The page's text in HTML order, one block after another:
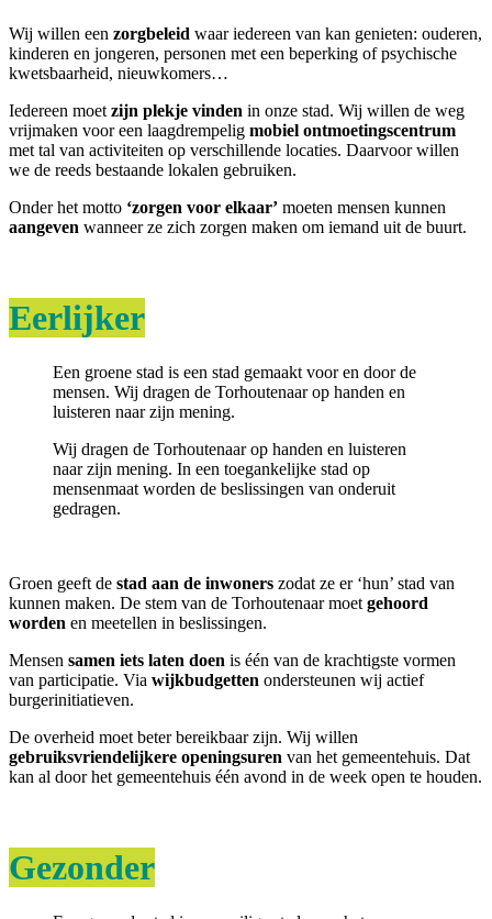
Wij willen een zorgbeleid waar iedereen van kan genieten: ouderen,
kinderen en jongeren, personen met een beperking of psychische
kwetsbaarheid, nieuwkomers…
Iedereen moet zijn plekje vinden in onze stad. Wij willen de weg
vrijmaken voor een laagdrempelig mobiel ontmoetingscentrum
met tal van activiteiten op verschillende locaties. Daarvoor willen
we de reeds bestaande lokalen gebruiken.
Onder het motto ‘zorgen voor elkaar’ moeten mensen kunnen
aangeven wanneer ze zich zorgen maken om iemand uit de buurt.
Eerlijker
Een groene stad is een stad gemaakt voor en door de
mensen. Wij dragen de Torhoutenaar op handen en
luisteren naar zijn mening.
Wij dragen de Torhoutenaar op handen en luisteren
naar zijn mening. In een toegankelijke stad op
mensenmaat worden de beslissingen van onderuit
gedragen.
Groen geeft de stad aan de inwoners zodat ze er ‘hun’ stad van
kunnen maken. De stem van de Torhoutenaar moet gehoord
worden en meetellen in beslissingen.
Mensen samen iets laten doen is één van de krachtigste vormen
van participatie. Via wijkbudgetten ondersteunen wij actief
burgerinitiatieven.
De overheid moet beter bereikbaar zijn. Wij willen
gebruiksvriendelijkere openingsuren van het gemeentehuis. Dat
kan al door het gemeentehuis één avond in de week open te houden.
Gezonder